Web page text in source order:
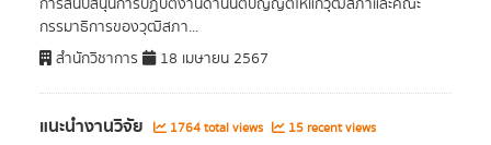
การสนับสนุนการปฏิบัติงานด้านนิติบัญญัติให้แก่วุฒิสภาและคณะ
กรรมาธิการของวุฒิสภา...
สำนักวิชาการ
18 เมษายน 2567
แนะนำงานวิจัย 1764 total views 15 recent views